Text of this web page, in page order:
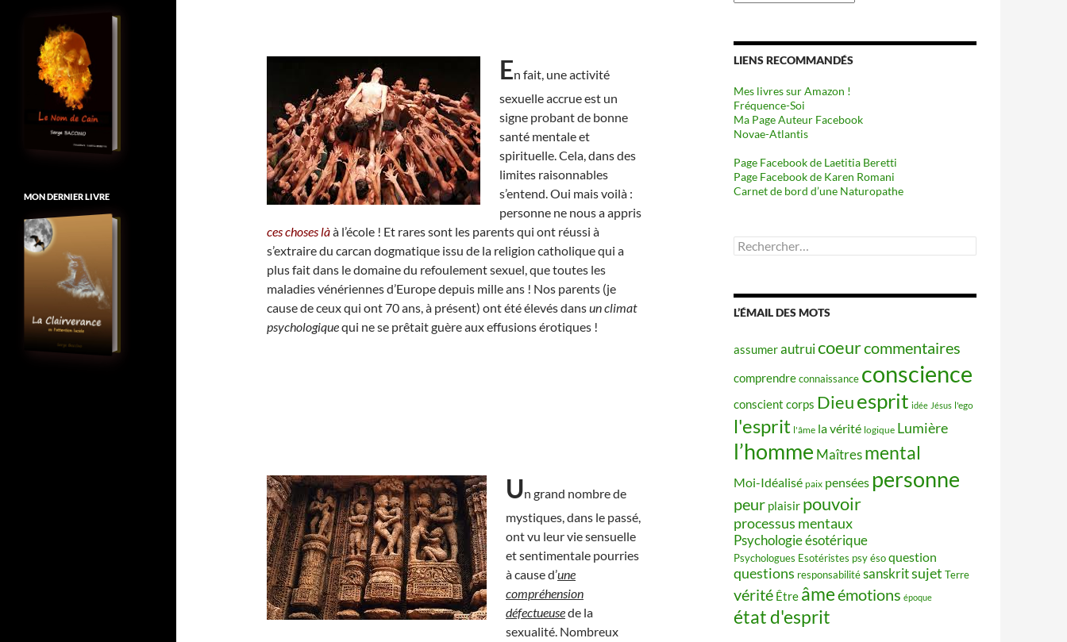
En fait, une activité
sexuelle accrue est un
signe probant de bonne
santé mentale et
spirituelle. Cela, dans des
limites raisonnables
s’entend. Oui mais voilà :
personne ne nous a appris
ces choses làà l’école ! Et rares sont les parents qui ont réussi à
s’extraire du carcan dogmatique issu de la religion catholique qui a
plus fait dans le domaine du refoulement sexuel, que toutes les
maladies vénériennes d’Europe depuis mille ans ! Nos parents (je
cause de ceux qui ont 70 ans, à présent) ont été élevés dansun climat
psychologiquequi ne se prêtait guère aux effusions érotiques !
Un grand nombre de
mystiques, dans le passé,
ont vu leur vie sensuelle
et sentimentale pourries
à cause d’une
compréhension
défectueusede la
sexualité. Nombreux
LIENS RECOMMANDÉS
Mes livres sur Amazon !
Fréquence-Soi
Ma Page Auteur Facebook
Novae-Atlantis
Page Facebook de Laetitia Beretti
Page Facebook de Karen Romani
Carnet de bord d’une Naturopathe
Rechercher :
L’ÉMAIL DES MOTS
assumerautruicoeurcommentaires
comprendreconnaissance conscience
conscient corps Dieuesprit idée Jésus l'ego
l'esprit l'âme la vérité logique Lumière
l’homme Maîtres mental
Moi-Idéalisé paix pensées personne
peur plaisir pouvoir
processus mentaux
Psychologie ésotérique
Psychologues Esotéristes psy ésoquestion
questions responsabilitésanskritsujet Terre
vérité Être âmeémotions époque
état d'esprit
MON DERNIER LIVRE